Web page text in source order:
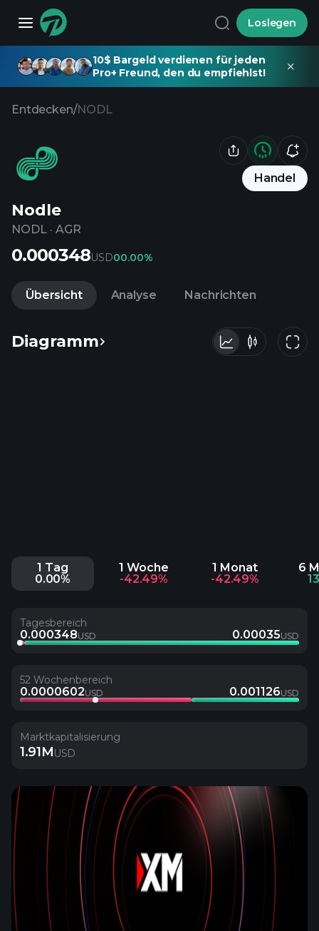
Loslegen
10$ Bargeld verdienen für jeden
Pro+ Freund, den du empfiehlst!
Entdecken/NODL
Handel
Nodle
NODL · AGR
0.000348USD00.00%
Übersicht Analyse Nachrichten
Diagramm
1 Tag
0.00%
1 Woche
-42.49%
1 Monat
-42.49%
6
Tagesbereich
0.000348USD 0.00035USD
52 Wochenbereich
0.0000602USD 0.001126USD
Marktkapitalisierung
1.91MUSD